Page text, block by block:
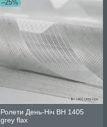
–25%
Ролети День-Ніч BH 1405
grey flаx